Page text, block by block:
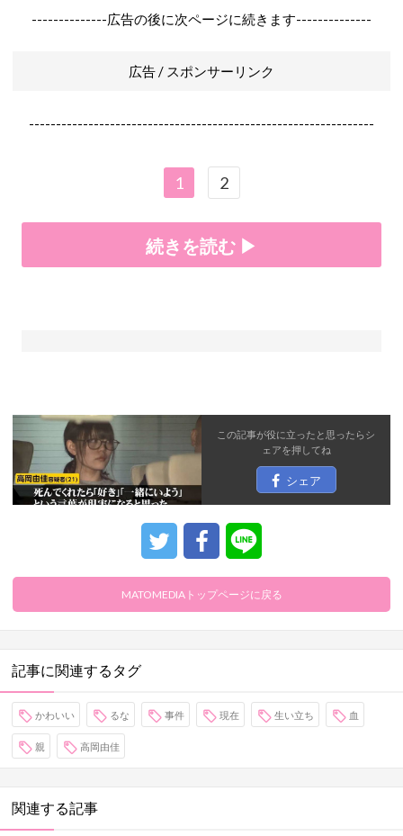
--------------広告の後に次ページに続きます--------------
広告 / スポンサーリンク
----------------------------------------------------------------
1 2
続きを読む ▶
この記事が役に立ったと思ったらシ
ェアを押してね
シェア
MATOMEDIAトップページに戻る
記事に関連するタグ
かわいい るな 事件 現在 生い立ち 血
親 高岡由佳
関連する記事